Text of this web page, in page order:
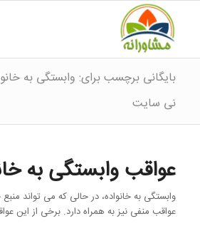
بایگانی برچسب برای: وابستگی به
نی سایت
عواقب وابستگی به
وابستگی به خانواده، در حالی که می تواند
عواقب منفی نیز به همراه دارد. برخی از این